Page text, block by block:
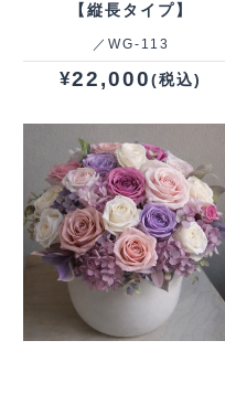
【縦長タイプ】
／WG‐113
¥22,000(税込)